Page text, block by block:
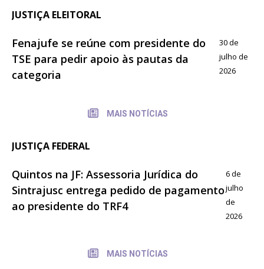
JUSTIÇA ELEITORAL
Fenajufe se reúne com presidente do
TSE para pedir apoio às pautas da
categoria
30 de
julho de
2026
MAIS NOTÍCIAS
JUSTIÇA FEDERAL
Quintos na JF: Assessoria Jurídica do
Sintrajusc entrega pedido de pagamento
ao presidente do TRF4
6 de
julho
de
2026
MAIS NOTÍCIAS